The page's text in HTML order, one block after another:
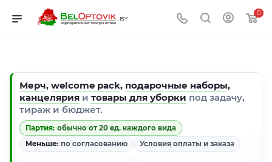
0
Мерч, welcome pack, подарочные наборы,
канцелярия и товары для уборки под задачу,
тираж и бюджет.
Партия: обычно от 20 ед. каждого вида
Меньше: по согласованию Условия оплаты и заказа